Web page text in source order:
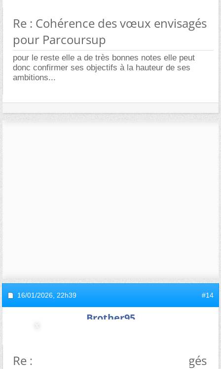
Re : Cohérence des vœux envisagés
pour Parcoursup
pour le reste elle a de très bonnes notes elle peut
donc confirmer ses objectifs à la hauteur de ses
ambitions...
16/01/2026, 22h39 #14
Brother95
Re : Cohérence des vœux envisagés